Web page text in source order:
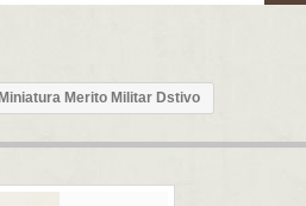
Merito Militar Dstivo